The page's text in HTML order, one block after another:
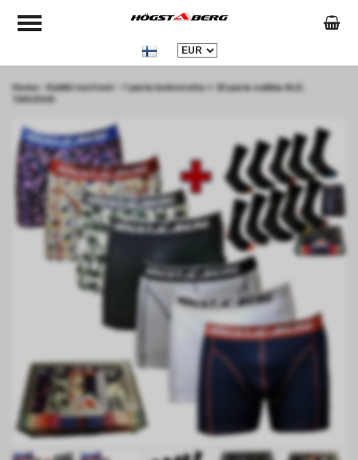
Home Kaikki tuotteet
7 paria boksereita + 10 paria sukkia ALE-
TARJOUS